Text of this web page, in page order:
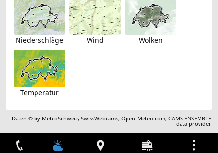
Niederschläge Wind Wolken
Temperatur
Daten © by MeteoSchweiz,SwissWebcams,Open-Meteo.com,CAMS ENSEMBLE
data provider